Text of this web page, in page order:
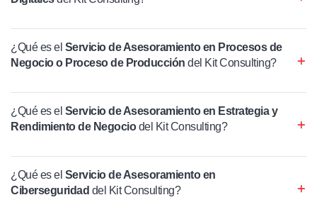
¿Qué es el Servicio de Asesoramiento en Procesos de
Negocio o Proceso de Producción del Kit Consulting?
¿Qué es el Servicio de Asesoramiento en Estrategia y
Rendimiento de Negociodel Kit Consulting?
¿Qué es el Servicio de Asesoramiento en
Ciberseguridad del Kit Consulting?